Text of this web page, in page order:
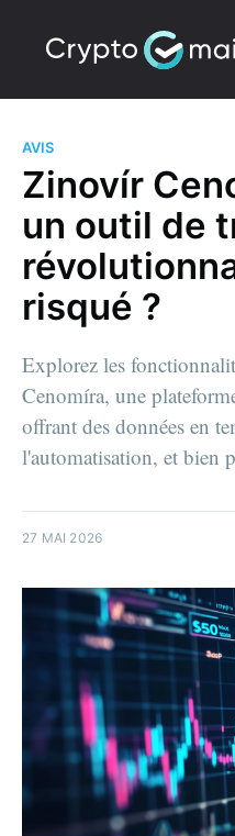
AVIS
Zinovír
un outil de
risqué ?
Explorez les
Cenomíra, une
offrant des données en
l'automatisation, et bien
27 MAI 2026